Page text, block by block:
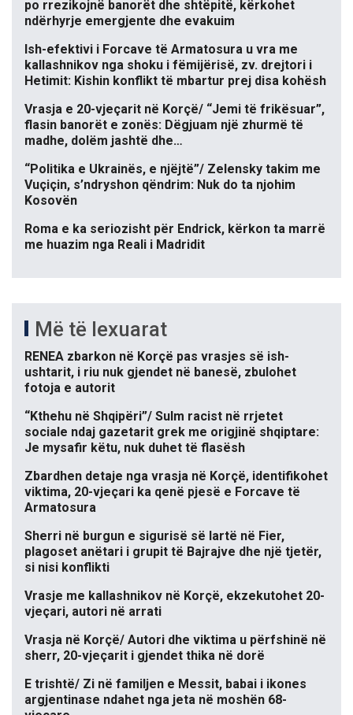
po rrezikojnë banorët dhe shtëpitë, kërkohet
ndërhyrje emergjente dhe evakuim
Ish-efektivi i Forcave të Armatosura u vra me
kallashnikov nga shoku i fëmijërisë, zv. drejtori i
Hetimit: Kishin konflikt të mbartur prej disa kohësh
Vrasja e 20-vjeçarit në Korçë/ “Jemi të frikësuar”,
flasin banorët e zonës: Dëgjuam një zhurmë të
madhe, dolëm jashtë dhe…
“Politika e Ukrainës, e njëjtë”/ Zelensky takim me
Vuçiçin, s’ndryshon qëndrim: Nuk do ta njohim
Kosovën
Roma e ka seriozisht për Endrick, kërkon ta marrë
me huazim nga Reali i Madridit
Më të lexuarat
RENEA zbarkon në Korçë pas vrasjes së ish-
ushtarit, i riu nuk gjendet në banesë, zbulohet
fotoja e autorit
“Kthehu në Shqipëri”/ Sulm racist në rrjetet
sociale ndaj gazetarit grek me origjinë shqiptare:
Je mysafir këtu, nuk duhet të flasësh
Zbardhen detaje nga vrasja në Korçë, identifikohet
viktima, 20-vjeçari ka qenë pjesë e Forcave të
Armatosura
Sherri në burgun e sigurisë së lartë në Fier,
plagoset anëtari i grupit të Bajrajve dhe një tjetër,
si nisi konflikti
Vrasje me kallashnikov në Korçë, ekzekutohet 20-
vjeçari, autori në arrati
Vrasja në Korçë/ Autori dhe viktima u përfshinë në
sherr, 20-vjeçarit i gjendet thika në dorë
E trishtë/ Zi në familjen e Messit, babai i ikones
argjentinase ndahet nga jeta në moshën 68-